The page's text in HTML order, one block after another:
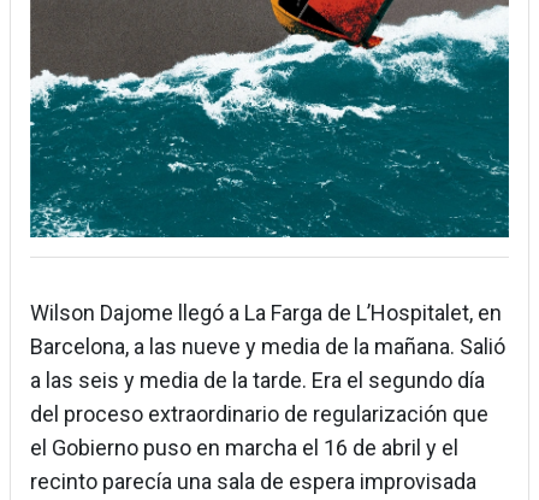
Wilson Dajome llegó a La Farga de L’Hospitalet, en
Barcelona, a las nueve y media de la mañana. Salió
a las seis y media de la tarde. Era el segundo día
del proceso extraordinario de regularización que
el Gobierno puso en marcha el 16 de abril y el
recinto parecía una sala de espera improvisada